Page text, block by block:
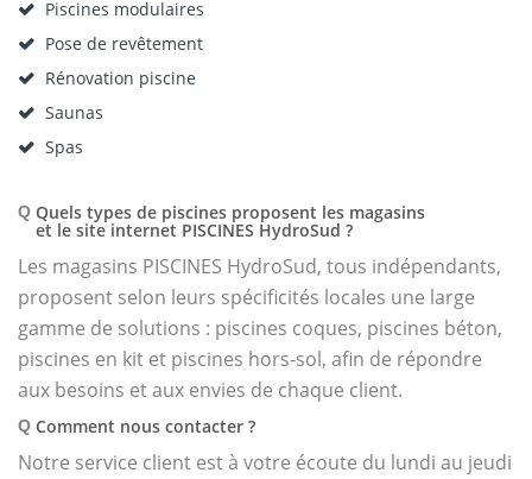
Piscines modulaires
Pose de revêtement
Rénovation piscine
Saunas
Spas
Q Quels types de piscines proposent les magasins
et le site internet PISCINES HydroSud ?
Les magasins PISCINES HydroSud, tous indépendants,
proposent selon leurs spécificités locales une large
gamme de solutions : piscines coques, piscines béton,
piscines en kit et piscines hors-sol, afin de répondre
aux besoins et aux envies de chaque client.
Q Comment nous contacter ?
Notre service client est à votre écoute du lundi au jeudi